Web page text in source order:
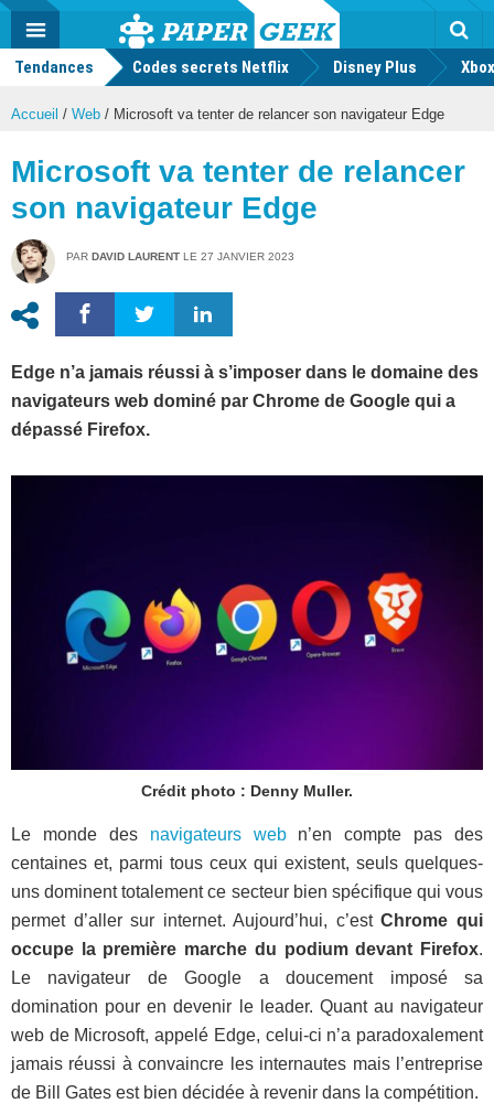
Actu
geek
MENU
Tendances Codes secrets Netflix Disney Plus
Accueil / Web / Microsoft va tenter de relancer son navigateur Edge
Microsoft va tenter de relancer
son navigateur Edge
PAR DAVID LAURENT LE 27 JANVIER 2023
Edge n’a jamais réussi à s’imposer dans le domaine des
navigateurs web dominé par Chrome de Google qui a
dépassé Firefox.
Crédit photo : Denny Muller.
Le monde des navigateurs webn’en compte pas des
centaines et, parmi tous ceux qui existent, seuls quelques-
uns dominent totalement ce secteur bien spécifique qui vous
permet d’aller sur internet. Aujourd’hui, c’estChrome qui
occupe la première marche du podium devant Firefox.
Le navigateur de Google a doucement imposé sa
domination pour en devenir le leader. Quant au navigateur
web de Microsoft, appelé Edge, celui-ci n’a paradoxalement
jamais réussi à convaincre les internautes mais l’entreprise
de Bill Gates est bien décidée à revenir dans la compétition.
Mode
FacebookTwitter Youtube